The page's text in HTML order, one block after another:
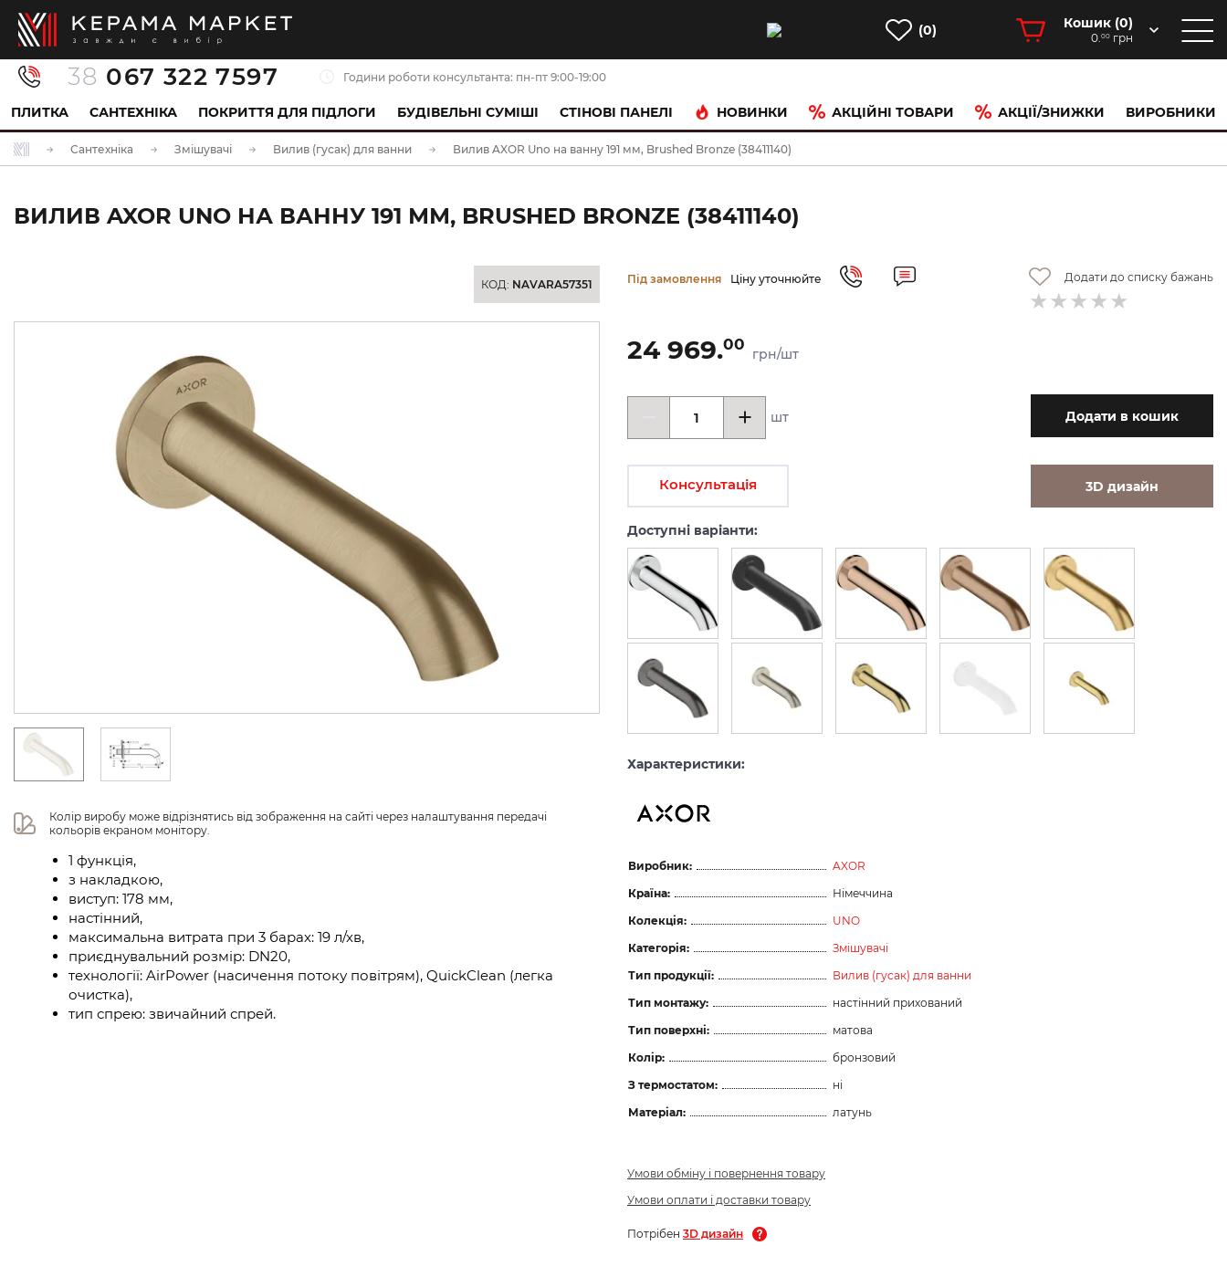
(0) Кошик (0)
0.00 грн
38 067 322 7597 Години роботи консультанта: пн-пт 9:00-19:00
ПЛИТКА САНТЕХНІКА ПОКРИТТЯ ДЛЯ ПІДЛОГИ БУДІВЕЛЬНІ СУМІШІ CТІНОВІ ПАНЕЛІ НОВИНКИ АКЦІЙНІ ТОВАРИ АКЦІЇ/ЗНИЖКИ ВИРОБНИКИ
Сантехніка Змішувачі Вилив (гусак) для ванни Вилив AXOR Uno на ванну 191 мм, Brushed Bronze (38411140)
ВИЛИВ AXOR UNO НА ВАННУ 191 ММ, BRUSHED BRONZE (38411140)
КОД: NAVARA57351
Колір виробу може відрізнятись від зображення на сайті через налаштування передачі
кольорів екраном монітору.
1 функція,
з накладкою,
виступ: 178 мм,
настінний,
максимальна витрата при 3 барах: 19 л/хв,
приєднувальний розмір: DN20,
технології: AirPower (насичення потоку повітрям), QuickClean (легка
очистка),
тип спрею: звичайний спрей.
Під замовлення Ціну уточнюйте Додати до списку бажань
24 969.00
грн/шт
шт Додати в кошик
Консультація 3D дизайн
Доступні варіанти:
Характеристики:
Виробник:
AXOR
Країна:
Німеччина
Колекція:
UNO
Категорія:
Змішувачі
Тип продукції:
Вилив (гусак) для ванни
Тип монтажу:
настінний прихований
Тип поверхні:
матова
Колір:
бронзовий
З термостатом:
ні
Матеріал:
латунь
Умови обміну і повернення товару
Умови оплати і доставки товару
Потрібен 3D дизайн